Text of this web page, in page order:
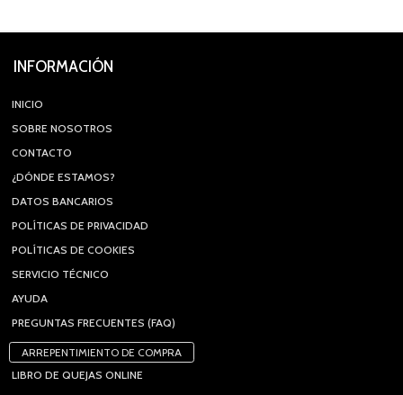
INFORMACIÓN
INICIO
SOBRE NOSOTROS
CONTACTO
¿DÓNDE ESTAMOS?
DATOS BANCARIOS
POLÍTICAS DE PRIVACIDAD
POLÍTICAS DE COOKIES
SERVICIO TÉCNICO
AYUDA
PREGUNTAS FRECUENTES (FAQ)
ARREPENTIMIENTO DE COMPRA
LIBRO DE QUEJAS ONLINE